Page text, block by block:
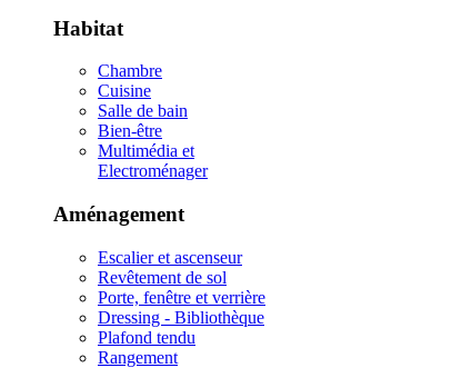
Habitat
Chambre
Cuisine
Salle de bain
Bien-être
Multimédia et
Electroménager
Aménagement
Escalier et ascenseur
Revêtement de sol
Porte, fenêtre et verrière
Dressing - Bibliothèque
Plafond tendu
Rangement